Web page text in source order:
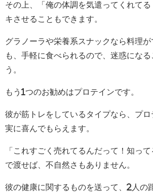
その上、「俺の体調を気遣ってくれて
キさせることもできます。
グラノーラや栄養系スナックなら料理
も、手軽に食べられるので、迷惑になる
う。
もう1つのお勧めはプロテインです。
彼が筋トレをしているタイプなら、プ
実に喜んでもらえます。
「これすごく売れてるんだって！知っ
で渡せば、不自然さもありません。
彼の健康に関するものを送って、2人の